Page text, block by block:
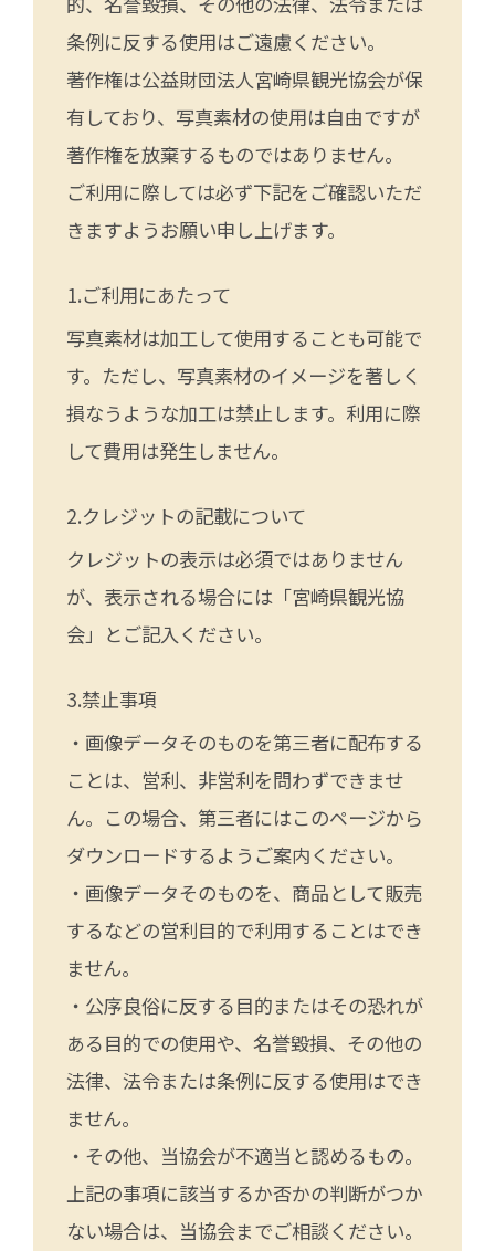
条例に反する使用はご遠慮ください。
著作権は公益財団法人宮崎県観光協会が保
有しており、写真素材の使用は自由ですが
著作権を放棄するものではありません。
ご利用に際しては必ず下記をご確認いただ
きますようお願い申し上げます。
ご利用にあたって
写真素材は加工して使用することも可能で
す。ただし、写真素材のイメージを著しく
損なうような加工は禁止します。利用に際
して費用は発生しません。
クレジットの記載について
クレジットの表示は必須ではありません
が、表示される場合には「宮崎県観光協
会」とご記入ください。
禁止事項
・画像データそのものを第三者に配布する
ことは、営利、非営利を問わずできませ
ん。この場合、第三者にはこのページから
ダウンロードするようご案内ください。
・画像データそのものを、商品として販売
するなどの営利目的で利用することはでき
ません。
・公序良俗に反する目的またはその恐れが
ある目的での使用や、名誉毀損、その他の
法律、法令または条例に反する使用はでき
ません。
・その他、当協会が不適当と認めるもの。
上記の事項に該当するか否かの判断がつか
ない場合は、当協会までご相談ください。